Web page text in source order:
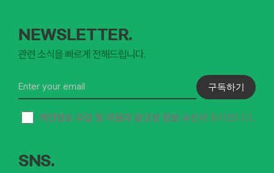
NEWSLETTER.
관련 소식을 빠르게 전해드립니다.
구독하기
개인정보 수집 및 이용과 광고성 정보 수신에 동의합니다.
SNS.